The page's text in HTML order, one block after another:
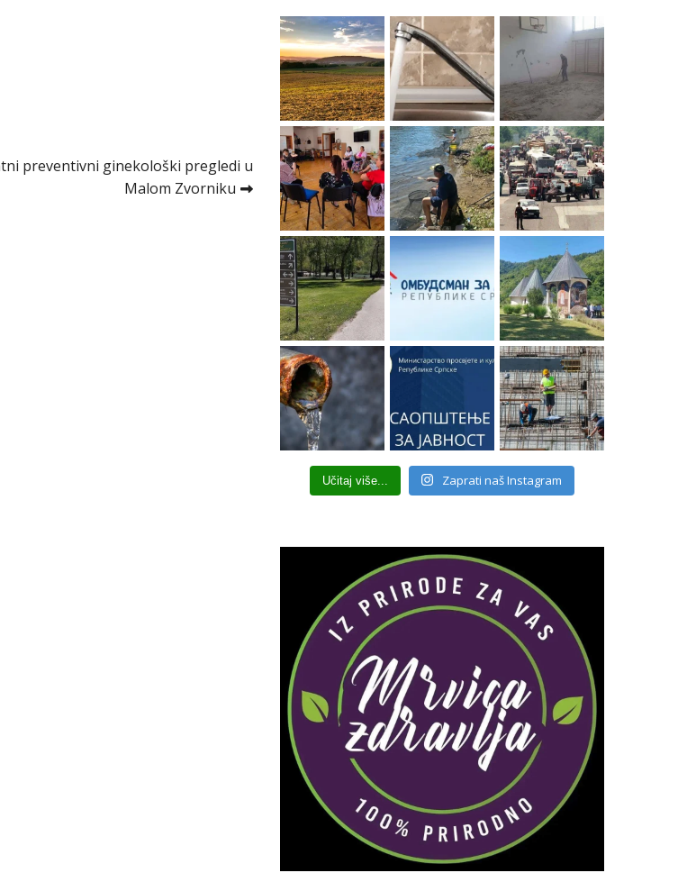
preventivni ginekološki pregledi u
Malom Zvorniku
Učitaj više... Zaprati naš Instagram